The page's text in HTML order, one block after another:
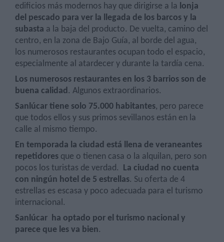
edificios más modernos hay que dirigirse a la lonja
del pescado para ver la llegada de los barcos y la
subasta a la baja del producto. De vuelta, camino del
centro, en la zona de Bajo Guía, al borde del agua,
los numerosos restaurantes ocupan todo el espacio,
especialmente al atardecer y durante la tardía cena.
Los numerosos restaurantes en los 3 barrios son de
buena calidad. Algunos extraordinarios.
Sanlúcar tiene solo 75.000 habitantes, pero parece
que todos ellos y sus primos sevillanos están en la
calle al mismo tiempo.
En temporada la ciudad está llena de veraneantes
repetidores que o tienen casa o la alquilan, pero son
pocos los turistas de verdad. La ciudad no cuenta
con ningún hotel de 5 estrellas. Su oferta de 4
estrellas es escasa y poco adecuada para el turismo
internacional.
Sanlúcar ha optado por el turismo nacional y
parece que les va bien.